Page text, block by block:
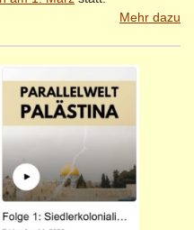
Mehr dazu